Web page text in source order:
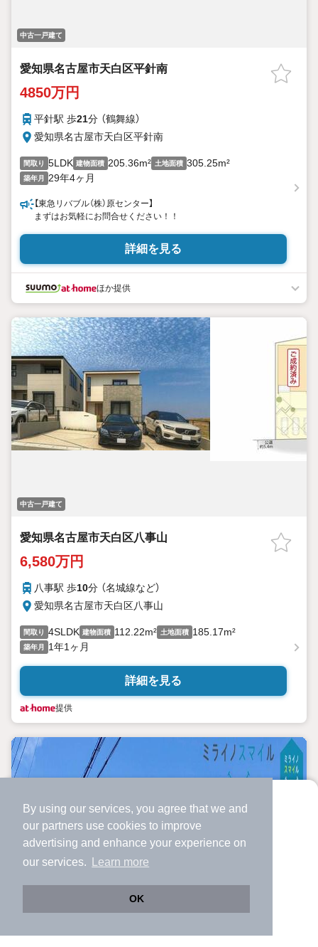
By using our services, you agree that we and
our partners use cookies to improve
advertising and enhance your experience on
our services.
Learn more
OK
より使いやすくなった
アプリで物件探ししませんか？
サクサク動く地図で物件検索
中古一戸建て
愛知県名古屋市天白区平針南
4850万円
平針駅 歩21分 （鶴舞線）
愛知県名古屋市天白区平針南
間取り 5LDK 建物面積 205.36m² 土地面積 305.25m²
築年月 29年4ヶ月
【東急リバブル（株）原センター】
まずはお気軽にお問合せください！！
詳細を見る
ほか提供
中古一戸建て
愛知県名古屋市天白区八事山
6,580万円
八事駅 歩10分 （名城線など）
愛知県名古屋市天白区八事山
間取り 4SLDK 建物面積 112.22m² 土地面積 185.17m²
築年月 1年1ヶ月
詳細を見る
提供